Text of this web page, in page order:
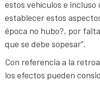
estos vehículos e
establecer estos
época no hubo?, por
que se debe sopesar”.
Con referencia a la
los efectos pueden